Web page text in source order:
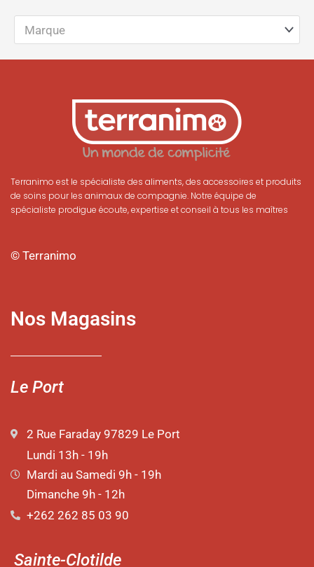
Marque
Terranimo est le spécialiste des aliments, des accessoires et produits
de soins pour les animaux de compagnie. Notre équipe de
spécialiste prodigue écoute, expertise et conseil à tous les maîtres
© Terranimo
Nos Magasins
Le Port
2 Rue Faraday 97829 Le Port
Lundi 13h - 19h
Mardi au Samedi 9h - 19h
Dimanche 9h - 12h
+262 262 85 03 90
Sainte-Clotilde